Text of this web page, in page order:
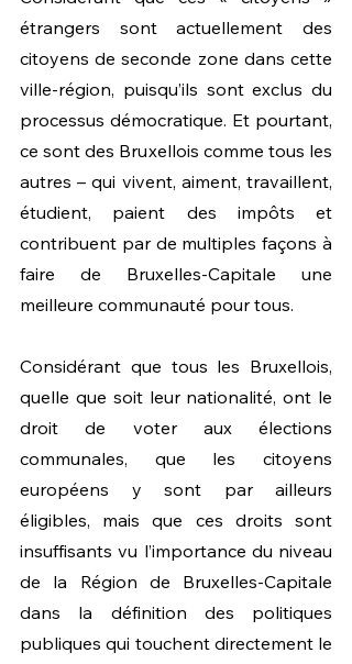
étrangers sont actuellement des
citoyens de seconde zone dans cette
ville-région, puisqu’ils sont exclus du
processus démocratique. Et pourtant,
ce sont des Bruxellois comme tous les
autres – qui vivent, aiment, travaillent,
étudient, paient des impôts et
contribuent par de multiples façons à
faire de Bruxelles-Capitale une
meilleure communauté pour tous.
Considérant que tous les Bruxellois,
quelle que soit leur nationalité, ont le
droit de voter aux élections
communales, que les citoyens
européens y sont par ailleurs
éligibles, mais que ces droits sont
insuffisants vu l’importance du niveau
de la Région de Bruxelles-Capitale
dans la définition des politiques
publiques qui touchent directement le